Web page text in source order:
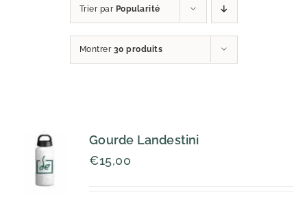
Trier par Popularité
Montrer 30 produits
Gourde Landestini
€15,00